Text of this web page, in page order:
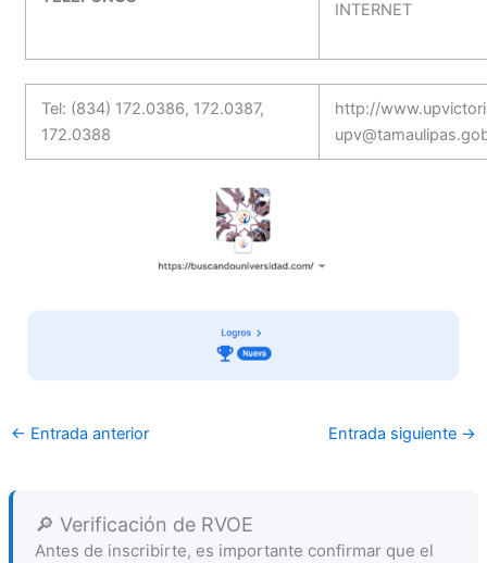
INTERNET
Tel: (834) 172.0386, 172.0387,
172.0388
http://
← Entrada anterior Entrada siguiente →
🔎 Verificación de RVOE
Antes de inscribirte, es importante confirmar que el